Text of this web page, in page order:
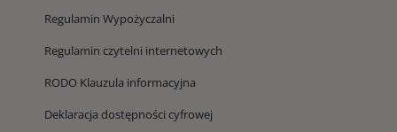
Regulamin Wypożyczalni
Regulamin czytelni internetowych
RODO Klauzula informacyjna
Deklaracja dostępności cyfrowej